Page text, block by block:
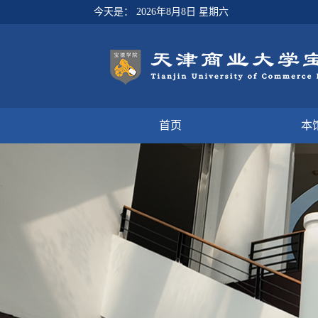
今天是： 2026年8月8日 星期六
首页 本